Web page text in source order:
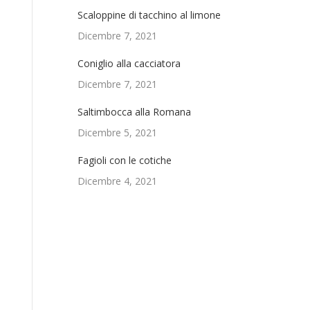
Scaloppine di tacchino al limone
Dicembre 7, 2021
Coniglio alla cacciatora
Dicembre 7, 2021
Saltimbocca alla Romana
Dicembre 5, 2021
Fagioli con le cotiche
Dicembre 4, 2021